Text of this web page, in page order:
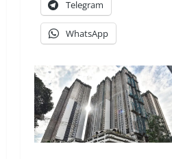
Telegram
WhatsApp